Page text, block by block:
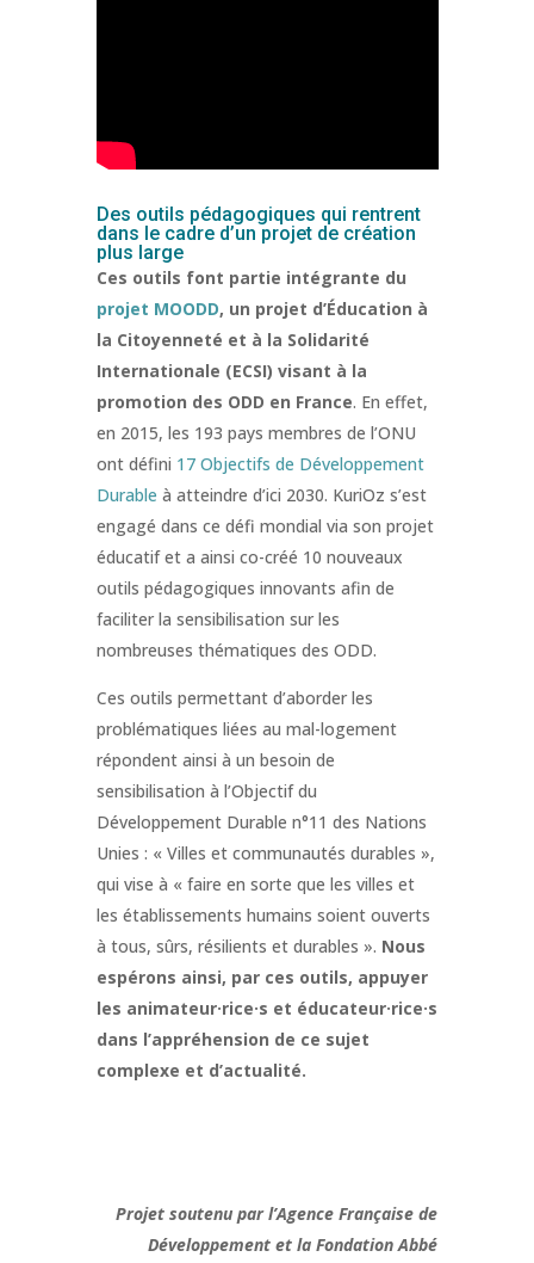
Des outils pédagogiques qui rentrent
dans le cadre d’un projet de création
plus large
Ces outils font partie intégrante du
projet MOODD, un projet d’Éducation à
la Citoyenneté et à la Solidarité
Internationale (ECSI) visant à la
promotion des ODD en France. En effet,
en 2015, les 193 pays membres de l’ONU
ont défini 17 Objectifs de Développement
Durable à atteindre d’ici 2030. KuriOz s’est
engagé dans ce défi mondial via son projet
éducatif et a ainsi co-créé 10 nouveaux
outils pédagogiques innovants afin de
faciliter la sensibilisation sur les
nombreuses thématiques des ODD.
Ces outils permettant d’aborder les
problématiques liées au mal-logement
répondent ainsi à un besoin de
sensibilisation à l’Objectif du
Développement Durable n°11 des Nations
Unies : « Villes et communautés durables »,
qui vise à « faire en sorte que les villes et
les établissements humains soient ouverts
à tous, sûrs, résilients et durables ». Nous
espérons ainsi, par ces outils, appuyer
les animateur·rice·s et éducateur·rice·s
dans l’appréhension de ce sujet
complexe et d’actualité.
Projet soutenu par l’Agence Française de
Développement et la Fondation Abbé